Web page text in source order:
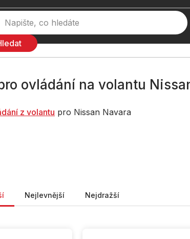
ovládání na volantu
z volantu pro Nissan Navara
Nejlevnější Nejdražší